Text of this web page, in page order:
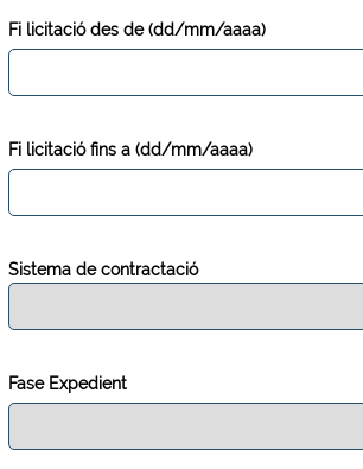
Fi licitació des de (dd/mm/aaaa)
Fi licitació fins a (dd/mm/aaaa)
Sistema de contractació
Fase Expedient